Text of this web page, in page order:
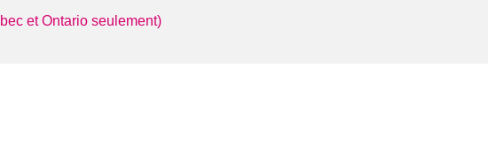
et Ontario seulement)